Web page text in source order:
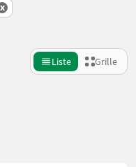
x
Liste Grille